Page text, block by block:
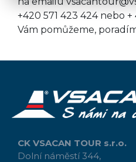
+420 571 423 424 nebo +
Vám pomůžeme,
CK VSACAN TOUR s.r.o.
Dolní náměstí 344,